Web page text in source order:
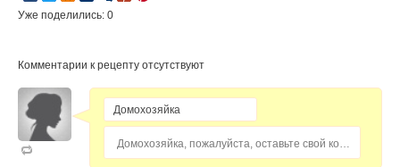
Уже поделились: 0
Комментарии к рецепту отсутствуют
Домохозяйка, пожалуйста, оставьте свой комментарий...